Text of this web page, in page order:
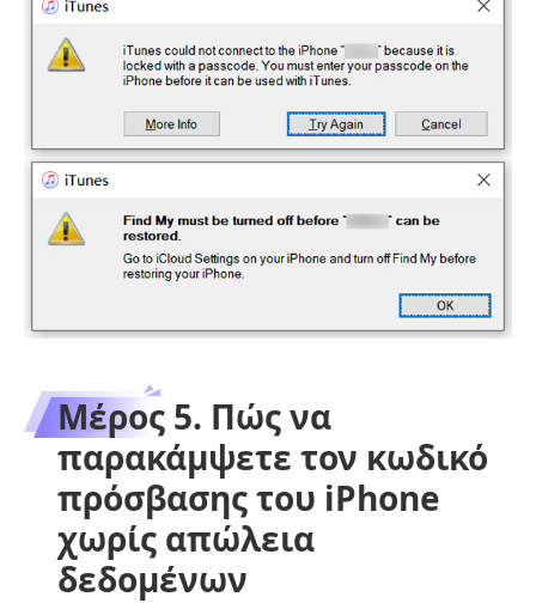
Μέρος 5. Πώς να
παρακάμψετε τον κωδικό
πρόσβασης του iPhone
χωρίς απώλεια
δεδομένων